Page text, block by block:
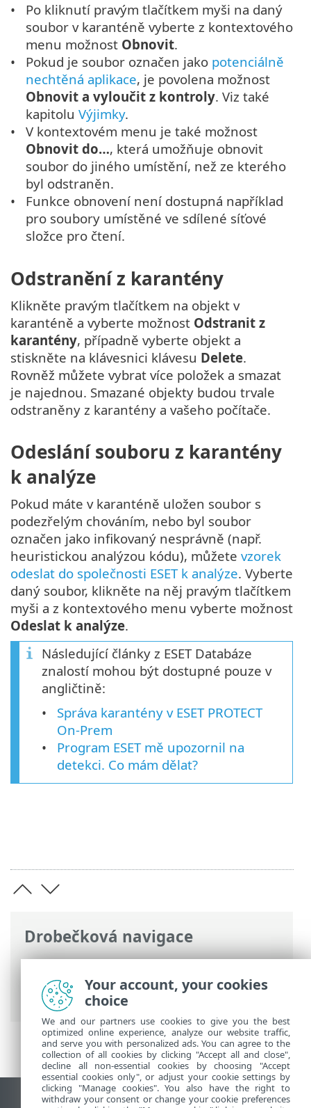
Drobečková navigace
ESET Online nápověda>ESET Endpoint
Security >Použití ESET Endpoint Security
Nástroje> Karanténa
Po kliknutí pravým tlačítkem myši na daný
soubor v karanténě vyberte z kontextového
menu možnost Obnovit.
Pokud je soubor označen jako potenciálně
nechtěná aplikace, je povolena možnost
Obnovit a vyloučit z kontroly. Viz také
kapitoluVýjimky.
V kontextovém menu je také možnost
Obnovit do…, která umožňuje obnovit
soubor do jiného umístění, než ze kterého
byl odstraněn.
Funkce obnovení není dostupná například
pro soubory umístěné ve sdílené síťové
složce pro čtení.
Odstranění z karantény
Klikněte pravým tlačítkem na objekt v
karanténě a vyberte možnost Odstranit z
karantény, případně vyberte objekt a
stiskněte na klávesnici klávesu Delete.
Rovněž můžete vybrat více položek a smazat
je najednou. Smazané objekty budou trvale
odstraněny z karantény a vašeho počítače.
Odeslání souboru z karantény
k analýze
Pokud máte v karanténě uložen soubor s
podezřelým chováním, nebo byl soubor
označen jako infikovaný nesprávně (např.
heuristickou analýzou kódu), můžete vzorek
odeslat do společnosti ESET k analýze. Vyberte
daný soubor, klikněte na něj pravým tlačítkem
myši a z kontextového menu vyberte možnost
Odeslat k analýze.
Následující články z ESET Databáze
znalostí mohou být dostupné pouze v
angličtině:
Správa karantény v ESET PROTECT
On-Prem
Program ESET mě upozornil na
detekci. Co mám dělat?
Your account, your cookies
choice
We and our partners use cookies to give you the best
optimized online experience, analyze our website traffic,
and serve you with personalized ads. You can agree to the
collection of all cookies by clicking "Accept all and close",
decline all non-essential cookies by choosing "Accept
essential cookies only", or adjust your cookie settings by
clicking "Manage cookies". You also have the right to
withdraw your consent or change your cookie preferences